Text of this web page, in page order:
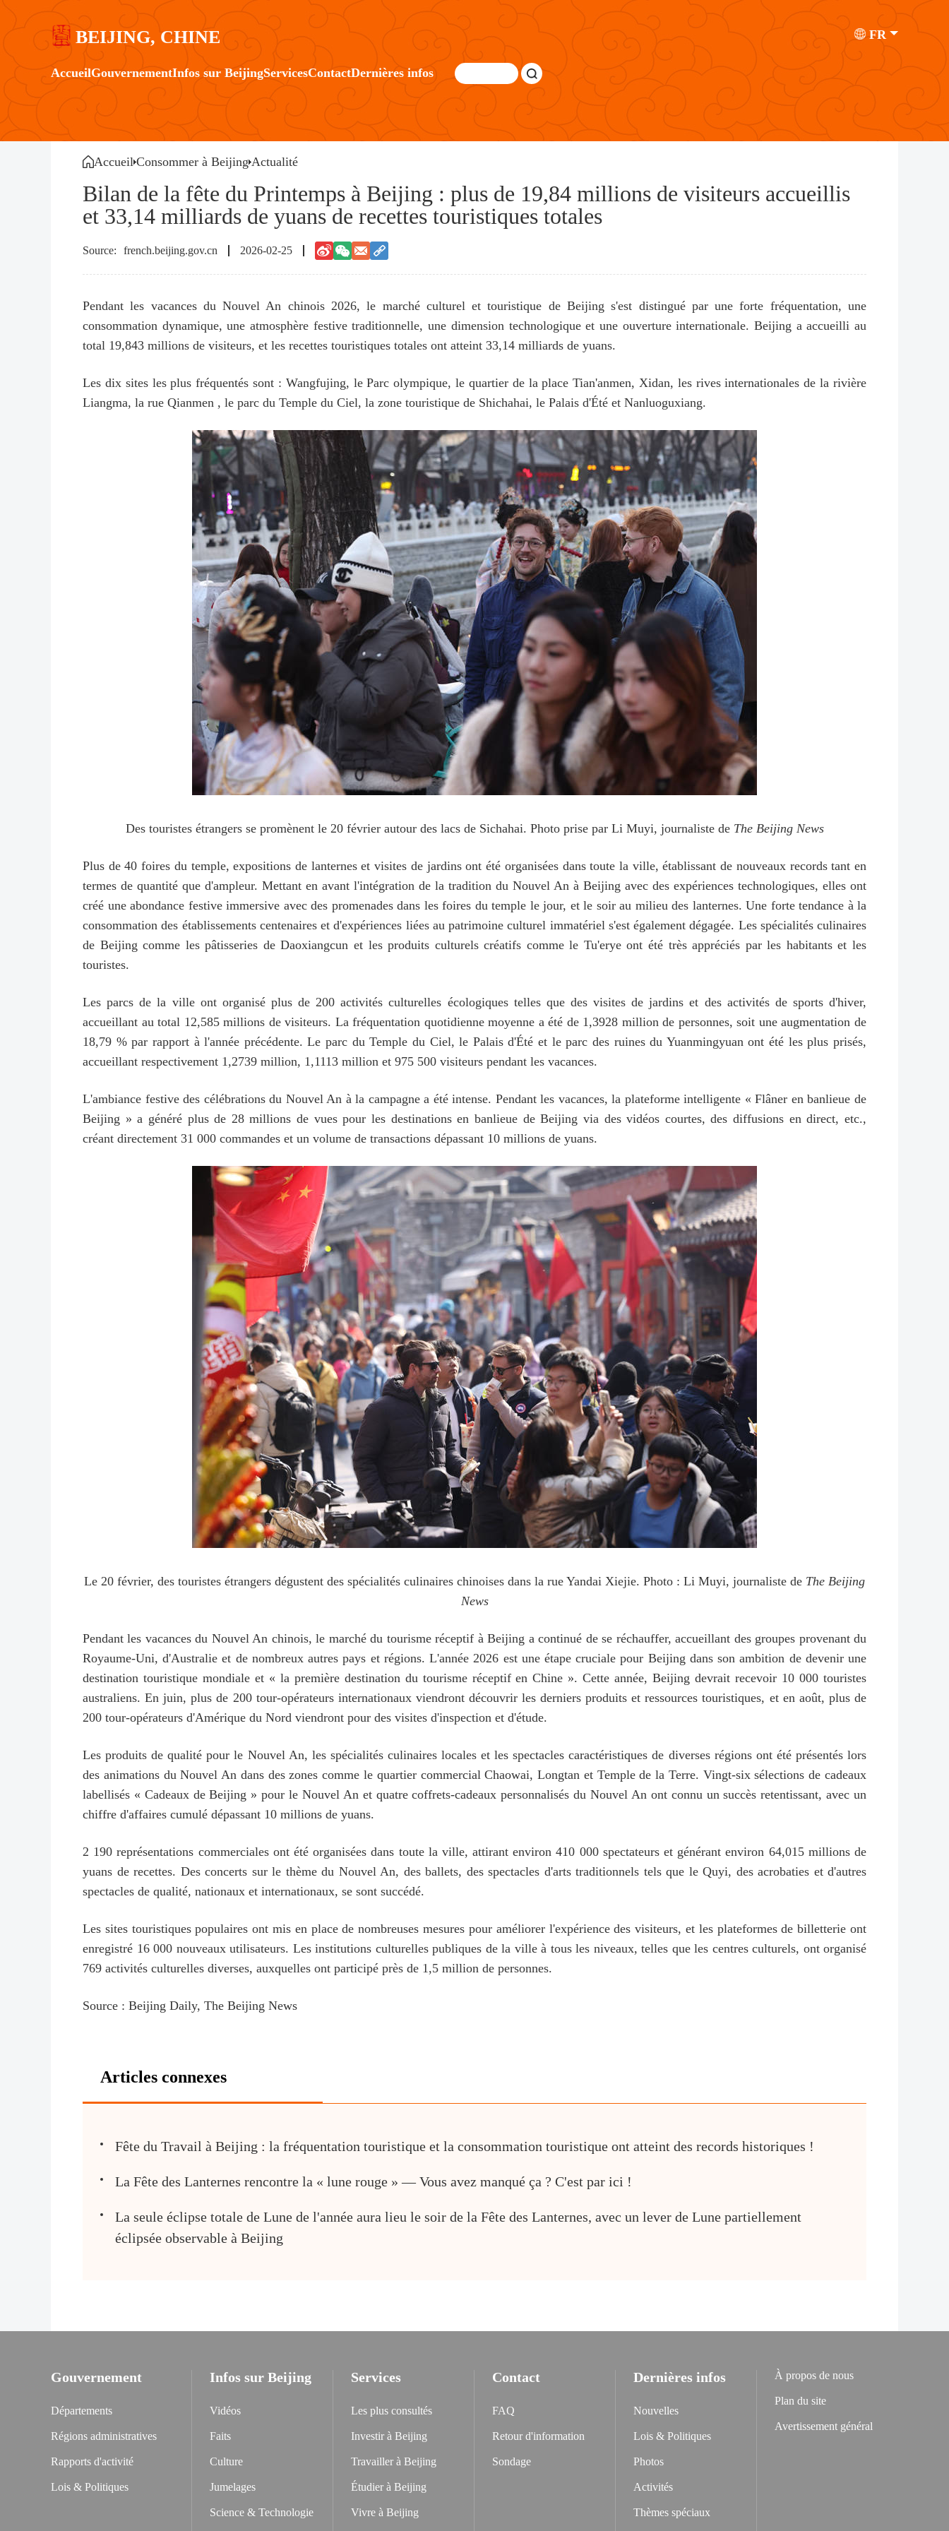
BEIJING, CHINE FR
AccueilGouvernementInfos sur BeijingServicesContactDernières infos
Accueil Consommer à Beijing Actualité
Bilan de la fête du Printemps à Beijing : plus de 19,84 millions de visiteurs accueillis
et 33,14 milliards de yuans de recettes touristiques totales
french.beijing.gov.cn 2026-02-25
Pendant les vacances du Nouvel An chinois 2026, le marché culturel et touristique de Beijing s'est distingué par une forte fréquentation, une
consommation dynamique, une atmosphère festive traditionnelle, une dimension technologique et une ouverture internationale. Beijing a accueilli au
total 19,843 millions de visiteurs, et les recettes touristiques totales ont atteint 33,14 milliards de yuans.
Les dix sites les plus fréquentés sont : Wangfujing, le Parc olympique, le quartier de la place Tian'anmen, Xidan, les rives internationales de la rivière
Liangma, la rue Qianmen , le parc du Temple du Ciel, la zone touristique de Shichahai, le Palais d'Été et Nanluoguxiang.
Des touristes étrangers se promènent le 20 février autour des lacs de Sichahai. Photo prise par Li Muyi, journaliste de The Beijing News
Plus de 40 foires du temple, expositions de lanternes et visites de jardins ont été organisées dans toute la ville, établissant de nouveaux records tant en
termes de quantité que d'ampleur. Mettant en avant l'intégration de la tradition du Nouvel An à Beijing avec des expériences technologiques, elles ont
créé une abondance festive immersive avec des promenades dans les foires du temple le jour, et le soir au milieu des lanternes. Une forte tendance à la
consommation des établissements centenaires et d'expériences liées au patrimoine culturel immatériel s'est également dégagée. Les spécialités culinaires
de Beijing comme les pâtisseries de Daoxiangcun et les produits culturels créatifs comme le Tu'erye ont été très appréciés par les habitants et les
touristes.
Les parcs de la ville ont organisé plus de 200 activités culturelles écologiques telles que des visites de jardins et des activités de sports d'hiver,
accueillant au total 12,585 millions de visiteurs. La fréquentation quotidienne moyenne a été de 1,3928 million de personnes, soit une augmentation de
18,79 % par rapport à l'année précédente. Le parc du Temple du Ciel, le Palais d'Été et le parc des ruines du Yuanmingyuan ont été les plus prisés,
accueillant respectivement 1,2739 million, 1,1113 million et 975 500 visiteurs pendant les vacances.
L'ambiance festive des célébrations du Nouvel An à la campagne a été intense. Pendant les vacances, la plateforme intelligente « Flâner en banlieue de
Beijing » a généré plus de 28 millions de vues pour les destinations en banlieue de Beijing via des vidéos courtes, des diffusions en direct, etc.,
créant directement 31 000 commandes et un volume de transactions dépassant 10 millions de yuans.
Le 20 février, des touristes étrangers dégustent des spécialités culinaires chinoises dans la rue Yandai Xiejie. Photo : Li Muyi, journaliste de The Beijing
News
Pendant les vacances du Nouvel An chinois, le marché du tourisme réceptif à Beijing a continué de se réchauffer, accueillant des groupes provenant du
Royaume-Uni, d'Australie et de nombreux autres pays et régions. L'année 2026 est une étape cruciale pour Beijing dans son ambition de devenir une
destination touristique mondiale et « la première destination du tourisme réceptif en Chine ». Cette année, Beijing devrait recevoir 10 000 touristes
australiens. En juin, plus de 200 tour-opérateurs internationaux viendront découvrir les derniers produits et ressources touristiques, et en août, plus de
200 tour-opérateurs d'Amérique du Nord viendront pour des visites d'inspection et d'étude.
Les produits de qualité pour le Nouvel An, les spécialités culinaires locales et les spectacles caractéristiques de diverses régions ont été présentés lors
des animations du Nouvel An dans des zones comme le quartier commercial Chaowai, Longtan et Temple de la Terre. Vingt-six sélections de cadeaux
labellisés « Cadeaux de Beijing » pour le Nouvel An et quatre coffrets-cadeaux personnalisés du Nouvel An ont connu un succès retentissant, avec un
chiffre d'affaires cumulé dépassant 10 millions de yuans.
2 190 représentations commerciales ont été organisées dans toute la ville, attirant environ 410 000 spectateurs et générant environ 64,015 millions de
yuans de recettes. Des concerts sur le thème du Nouvel An, des ballets, des spectacles d'arts traditionnels tels que le Quyi, des acrobaties et d'autres
spectacles de qualité, nationaux et internationaux, se sont succédé.
Les sites touristiques populaires ont mis en place de nombreuses mesures pour améliorer l'expérience des visiteurs, et les plateformes de billetterie ont
enregistré 16 000 nouveaux utilisateurs. Les institutions culturelles publiques de la ville à tous les niveaux, telles que les centres culturels, ont organisé
769 activités culturelles diverses, auxquelles ont participé près de 1,5 million de personnes.
Source : Beijing Daily, The Beijing News
Articles connexes
Fête du Travail à Beijing : la fréquentation touristique et la consommation touristique ont atteint des records historiques !
La Fête des Lanternes rencontre la « lune rouge » — Vous avez manqué ça ? C'est par ici !
La seule éclipse totale de Lune de l'année aura lieu le soir de la Fête des Lanternes, avec un lever de Lune partiellement
éclipsée observable à Beijing
Gouvernement
Départements
Régions administratives
Rapports d'activité
Lois & Politiques
Infos sur Beijing
Vidéos
Faits
Culture
Jumelages
Science & Technologie
Services
Les plus consultés
Investir à Beijing
Travailler à Beijing
Étudier à Beijing
Vivre à Beijing
Contact
FAQ
Retour d'information
Sondage
Dernières infos
Nouvelles
Lois & Politiques
Photos
Activités
Thèmes spéciaux
À propos de nous
Plan du site
Avertissement général